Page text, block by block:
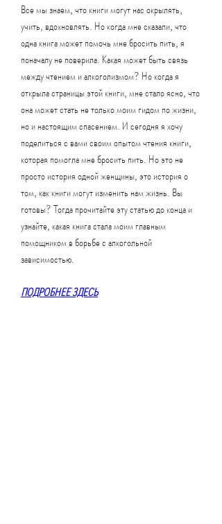
Все мы знаем, что книги могут нас окрылять,
учить, вдохновлять. Но когда мне сказали, что
одна книга может помочь мне бросить пить, я
поначалу не поверила. Какая может быть связь
между чтением и алкоголизмом? Но когда я
открыла страницы этой книги, мне стало ясно, что
она может стать не только моим гидом по жизни,
но и настоящим спасением. И сегодня я хочу
поделиться с вами своим опытом чтения книги,
которая помогла мне бросить пить. Но это не
просто история одной женщины, это история о
том, как книги могут изменить нам жизнь. Вы
готовы? Тогда прочитайте эту статью до конца и
узнайте, какая книга стала моим главным
помощником в борьбе с алкогольной
зависимостью.
ПОДРОБНЕЕ ЗДЕСЬ